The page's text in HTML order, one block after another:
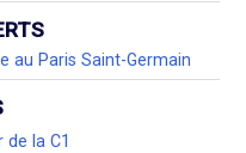
au Paris Saint-Germain
la C1